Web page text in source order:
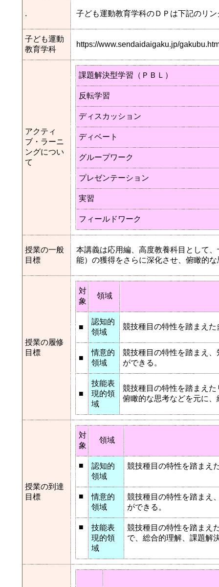
. 子ども運動教育学科のＤＰは下記のリ
子ども運動
教育学科
https://www.sendaidaigaku.jp/
アクティ
ブ・ラーニ
ングについ
て
課題解決型学習（ＰＢＬ）
反転学習
ディスカッション
ディベート
グループワーク
プレゼンテーション
実習
フィールドワーク
授業の一般
目標
本講義は応用編、高度教養科目として
能）の獲得をさらに深化させ、俯瞰的
授業の履修
目標
対
象
領域
■
認知的
領域
競技種目の特性を踏まえ
■
情意的
領域
競技種目の特性を踏まえ
ができる。
■
技能表
現的領
域
競技種目の特性を踏まえ
俯瞰的な思考などを元に
授業の到達
目標
対
象
領域
■
認知的
領域
競技種目の特性を踏まえ
■
情意的
領域
競技種目の特性を踏まえ
ができる。
■
技能表
現的領
域
競技種目の特性を踏まえ
で、総合的理解、課題解